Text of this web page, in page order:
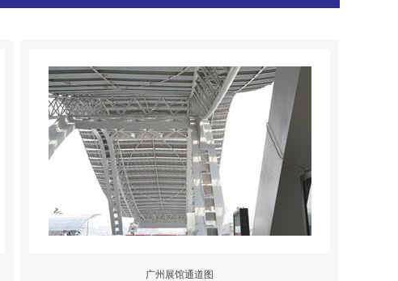
广州展馆通道图